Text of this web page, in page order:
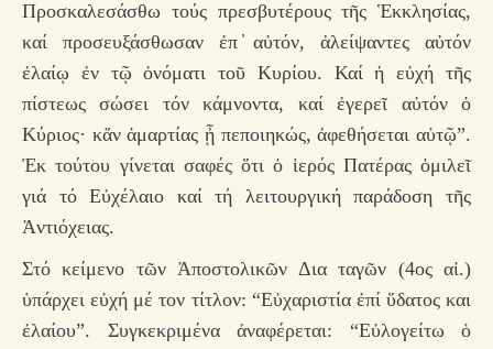
Προσκαλεσάσθω τούς πρεσβυτέρους τῆς Ἑκκλησίας,
καί προσευξάσθωσαν ἐπ ̓αὐτόν, ἀλείψαντες αὐτόν
ἐλαίῳ ἐν τῷ ὀνόματι τοῦ Κυρίου. Καί ἡ εὐχή τῆς
πίστεως σώσει τόν κάμνοντα, καί ἐγερεῖ αὐτόν ὁ
Κύριος· κἄν ἁμαρτίας ᾖ πεποιηκώς, ἀφεθήσεται αὐτῷ”.
Ἐκ τούτου γίνεται σαφές ὅτι ὁ ἱερός Πατέρας ὁμιλεῖ
γιά τό Εὐχέλαιο καί τή λειτουργική παράδοση τῆς
Ἀντιόχειας.
Στό κείμενο τῶν Ἀποστολικῶν Δια ταγῶν (4ος αἰ.)
ὑπάρχει εὐχή μέ τον τίτλον: “Εὐχαριστία ἐπί ὕδατος και
ἐλαίου”. Συγκεκριμένα ἀναφέρεται: “Εὐλογείτω ὁ